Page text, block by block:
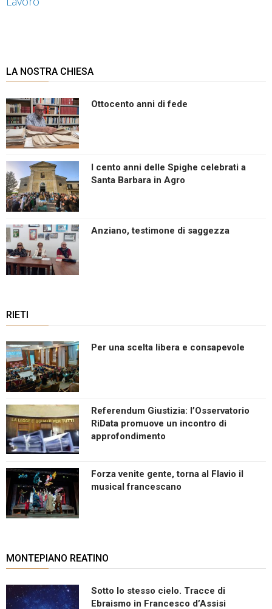
LA NOSTRA CHIESA
Ottocento anni di fede
I cento anni delle Spighe celebrati a
Santa Barbara in Agro
Anziano, testimone di saggezza
RIETI
Per una scelta libera e consapevole
Referendum Giustizia: l’Osservatorio
RiData promuove un incontro di
approfondimento
Forza venite gente, torna al Flavio il
musical francescano
MONTEPIANO REATINO
Sotto lo stesso cielo. Tracce di
Ebraismo in Francesco d’Assisi